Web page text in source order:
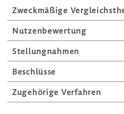
Zweck­mä­ßige
Nutzen­be­wer­tung
Stel­lung­nahmen
Beschlüsse
Zuge­hö­rige Verfahren